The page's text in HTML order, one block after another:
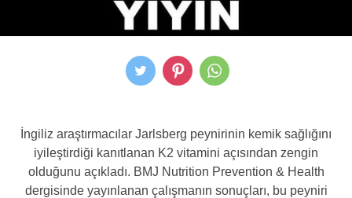
İngiliz araştırmacılar Jarlsberg peynirinin kemik sağlığını
iyileştirdiği kanıtlanan K2 vitamini açısından zengin
olduğunu açıkladı. BMJ Nutrition Prevention & Health
dergisinde yayınlanan çalışmanın sonuçları, bu peyniri